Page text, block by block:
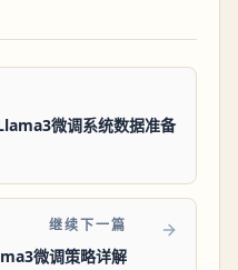
微调系统数据准备
继续下一篇
微调策略详解